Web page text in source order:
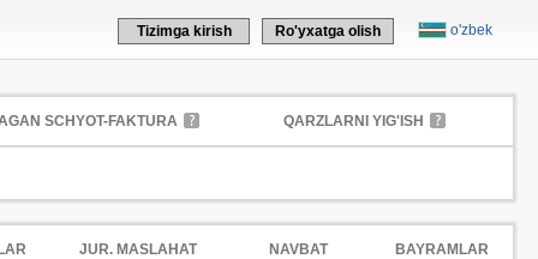
o'zbek
Tizimga kirish Ro'yxatga olish
SCHYOT-FAKTURA QARZLARNI YIG'ISH
JUR. MASLAHAT NAVBAT BAYRAMLAR